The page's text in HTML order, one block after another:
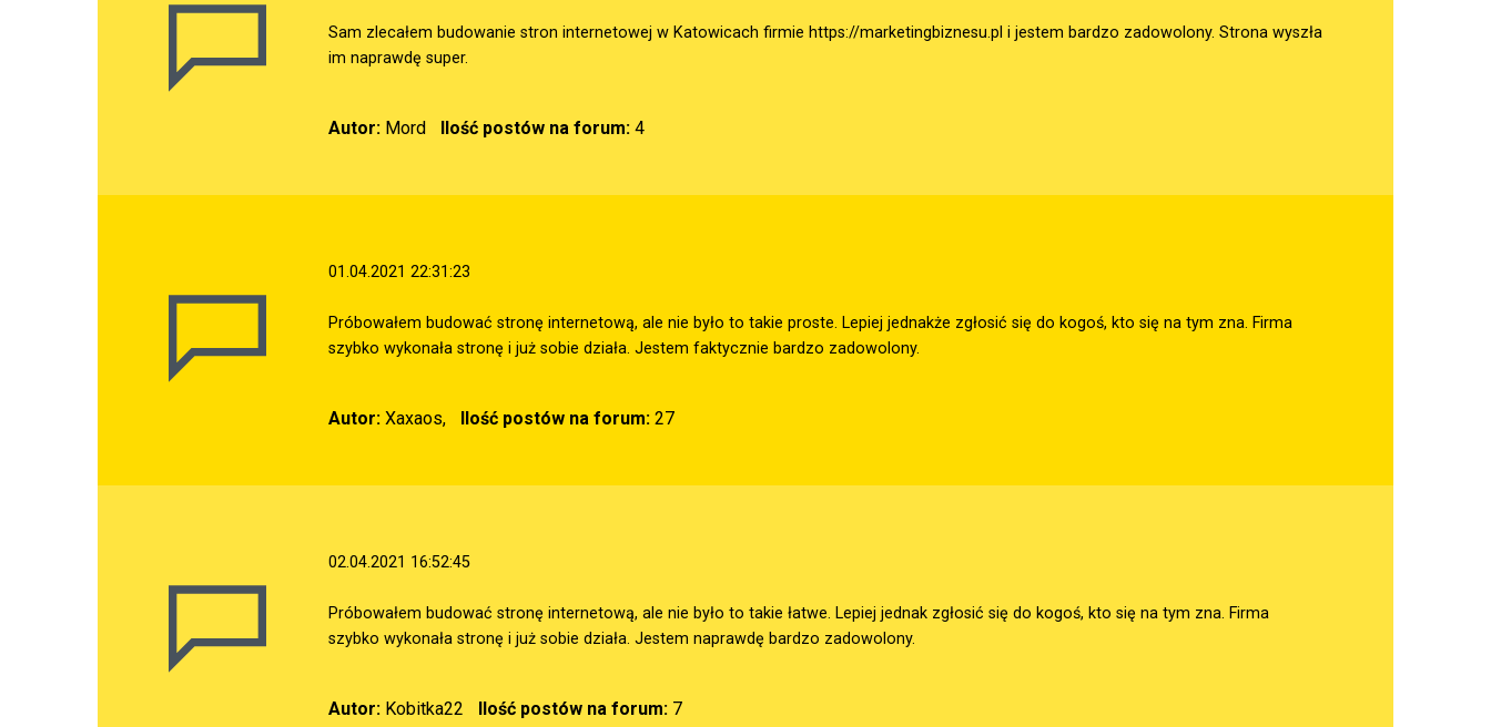
Sam zlecałem budowanie stron internetowej w Katowicach firmie https://marketingbiznesu.pl i jestem bardzo zadowolony. Strona wyszła
im naprawdę super.
Autor: Mord Ilość postów na forum:4
01.04.2021 22:31:23
Próbowałem budować stronę internetową, ale nie było to takie proste. Lepiej jednakże zgłosić się do kogoś, kto się na tym zna. Firma
szybko wykonała stronę i już sobie działa. Jestem faktycznie bardzo zadowolony.
Autor: Xaxaos, Ilość postów na forum:27
02.04.2021 16:52:45
Próbowałem budować stronę internetową, ale nie było to takie łatwe. Lepiej jednak zgłosić się do kogoś, kto się na tym zna. Firma
szybko wykonała stronę i już sobie działa. Jestem naprawdę bardzo zadowolony.
Autor: Kobitka22 Ilość postów na forum:7